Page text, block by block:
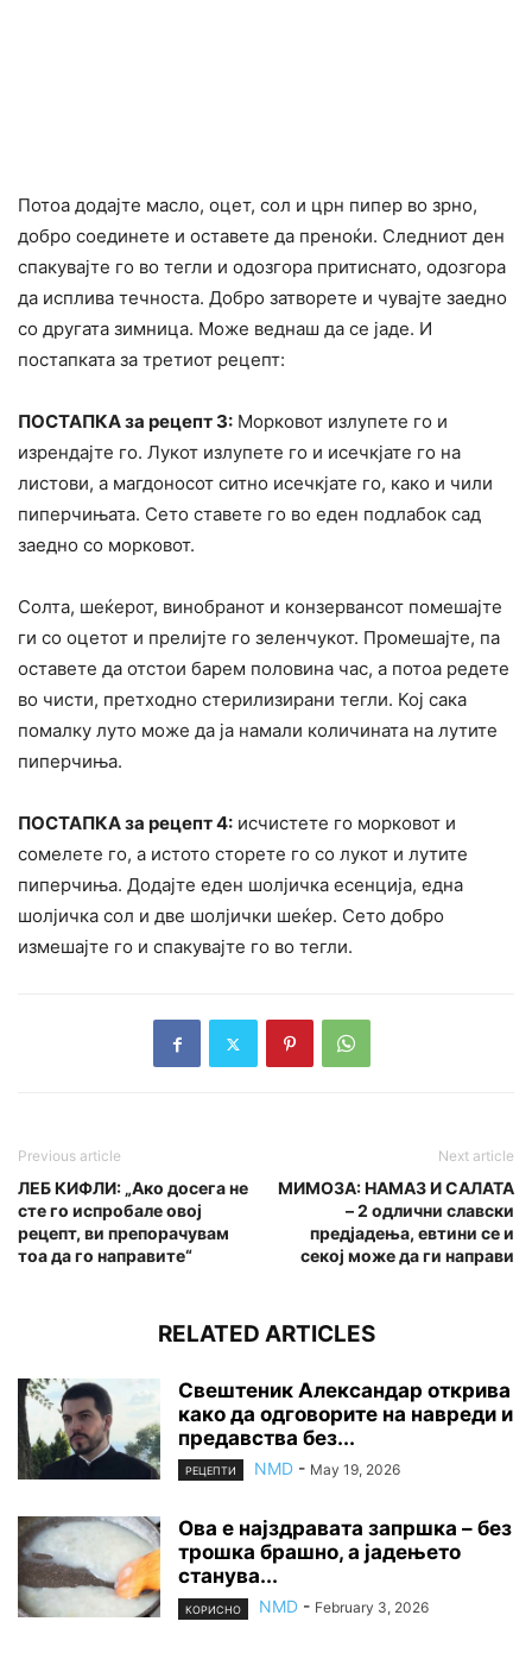
Потоа додајте масло, оцет, сол и црн пипер во зрно,
добро соединете и оставете да преноќи. Следниот ден
спакувајте го во тегли и одозгора притиснато, одозгора
да исплива течноста. Добро затворете и чувајте заедно
со другата зимница. Може веднаш да се јаде. И
постапката за третиот рецепт:
ПОСТАПКА за рецепт 3: Морковот излупете го и
изрендајте го. Лукот излупете го и исечкјате го на
листови, а магдоносот ситно исечкјате го, како и чили
пиперчињата. Сето ставете го во еден подлабок сад
заедно со морковот.
Солта, шеќерот, винобранот и конзервансот помешајте
ги со оцетот и прелијте го зеленчукот. Промешајте, па
оставете да отстои барем половина час, а потоа редете
во чисти, претходно стерилизирани тегли. Кој сака
помалку луто може да ја намали количината на лутите
пиперчиња.
ПОСТАПКА за рецепт 4: исчистете го морковот и
сомелете го, а истото сторете го со лукот и лутите
пиперчиња. Додајте еден шолјичка есенција, една
шолјичка сол и две шолјички шеќер. Сето добро
измешајте го и спакувајте го во тегли.
Previous article
ЛЕБ КИФЛИ: „Ако досега не
сте го испробале овој
рецепт, ви препорачувам
тоа да го направите“
Next article
МИМОЗА: НАМАЗ И САЛАТА
– 2 одлични славски
предјадења, евтини се и
секој може да ги направи
RELATED ARTICLES
Свештеник Александар открива
како да одговорите на навреди и
предавства без...
РЕЦЕПТИ NMD - May 19, 2026
Ова е најздравата запршка – без
трошка брашно, а јадењето
станува...
КОРИСНО NMD - February 3, 2026